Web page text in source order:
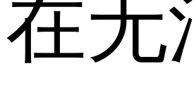
在无